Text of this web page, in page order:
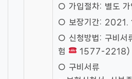
○ 가입절차: 별도 가
○ 보장기간:
○ 신청방법: 구비서
험
1577-2218)
○ 구비서류